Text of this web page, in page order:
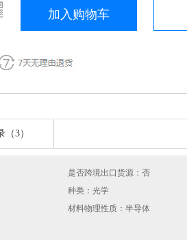
加入购物车
（3）
是否跨境出口货源：否
种类：光学
材料物理性质：半导体